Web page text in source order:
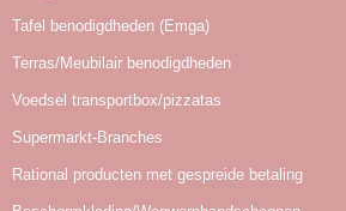
Tafel benodigdheden (Emga)
Terras/Meubilair benodigdheden
Voedsel transportbox/pizzatas
Supermarkt-Branches
Rational producten met gespreide betaling